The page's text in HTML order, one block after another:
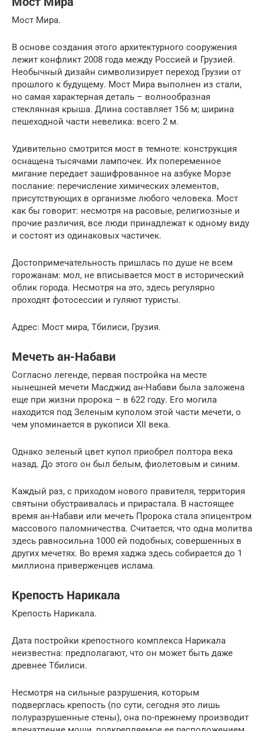
Мост Мира.
В основе создания этого архитектурного сооружения
лежит конфликт 2008 года между Россией и Грузией.
Необычный дизайн символизирует переход Грузии от
прошлого к будущему. Мост Мира выполнен из стали,
но самая характерная деталь – волнообразная
стеклянная крыша. Длина составляет 156 м; ширина
пешеходной части невелика: всего 2 м.
Удивительно смотрится мост в темноте: конструкция
оснащена тысячами лампочек. Их попеременное
мигание передает зашифрованное на азбуке Морзе
послание: перечисление химических элементов,
присутствующих в организме любого человека. Мост
как бы говорит: несмотря на расовые, религиозные и
прочие различия, все люди принадлежат к одному виду
и состоят из одинаковых частичек.
Достопримечательность пришлась по душе не всем
горожанам: мол, не вписывается мост в исторический
облик города. Несмотря на это, здесь регулярно
проходят фотосессии и гуляют туристы.
Адрес: Мост мира, Тбилиси, Грузия.
Мечеть ан-Набави
Согласно легенде, первая постройка на месте
нынешней мечети Масджид ан-Набави была заложена
еще при жизни пророка – в 622 году. Его могила
находится под Зеленым куполом этой части мечети, о
чем упоминается в рукописи XII века.
Однако зеленый цвет купол приобрел полтора века
назад. До этого он был белым, фиолетовым и синим.
Каждый раз, с приходом нового правителя, территория
святыни обустраивалась и прирастала. В настоящее
время ан-Набави или мечеть Пророка стала эпицентром
массового паломничества. Считается, что одна молитва
здесь равносильна 1000 ей подобных, совершенных в
других мечетях. Во время хаджа здесь собирается до 1
миллиона приверженцев ислама.
Крепость Нарикала
Крепость Нарикала.
Дата постройки крепостного комплекса Нарикала
неизвестна: предполагают, что он может быть даже
древнее Тбилиси.
Несмотря на сильные разрушения, которым
подверглась крепость (по сути, сегодня это лишь
полуразрушенные стены), она по-прежнему производит